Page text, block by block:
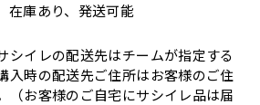
在庫あり、発送可能
シイレの配送先はチームが指定する
入時の配送先ご住所はお客様のご住
（お客様のご自宅にサシイレ品は届